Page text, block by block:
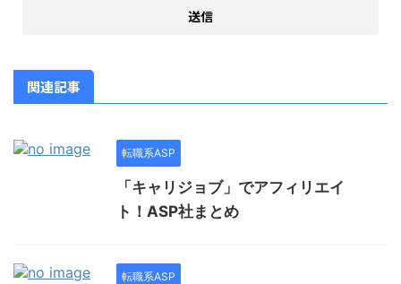
関連記事
転職系ASP
「キャリジョブ」でアフィリエイ
ト！ASP社まとめ
転職系ASP